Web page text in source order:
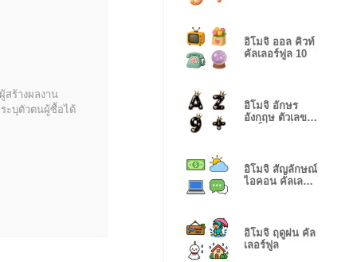
สร้างผลงาน
ะบุตัวตนผู้ซื้อได้
อิโมจิ ออล คิวท์
คัลเลอร์ฟูล 10
อิโมจิ อักษร
อังกฤษ ตัวเลข
อิโมจิ สัญลักษณ์
ไอคอน คัลเลอร์
อิโมจิ ฤดูฝน คัล
เลอร์ฟูล